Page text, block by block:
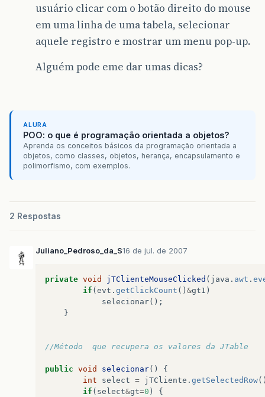
usuário clicar com o botão direito do mouse
em uma linha de uma tabela, selecionar
aquele registro e mostrar um menu pop-up.
Alguém pode eme dar umas dicas?
ALURA
POO: o que é programação orientada a objetos?
Aprenda os conceitos básicos da programação orientada a
objetos, como classes, objetos, herança, encapsulamento e
polimorfismo, com exemplos.
2 Respostas
Juliano_Pedroso_da_S16 de jul. de 2007
private void jTClienteMouseClicked ( java . awt .
if ( evt . getClickCount () &gt1 )
selecionar();
}
//Método  que recupera os valores da JTable
public void selecionar()
{
int
select = jTCliente . getSelectedRow
if ( select&gt=0 )
{